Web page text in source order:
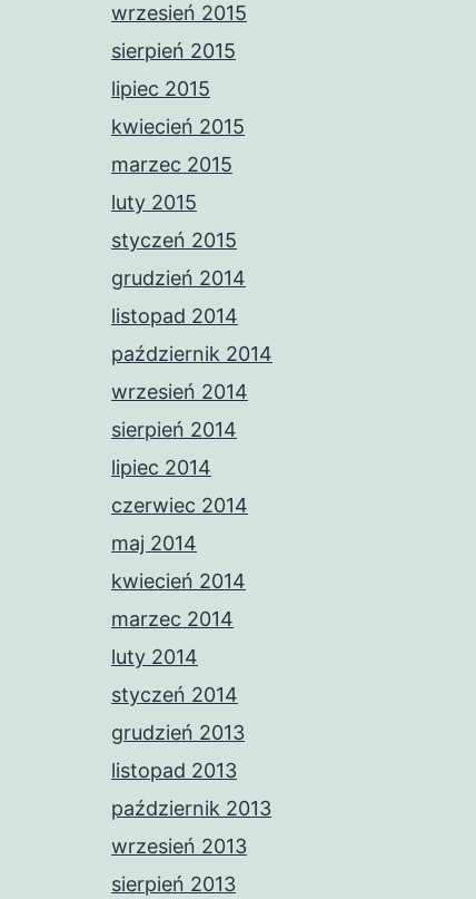
wrzesień 2015
sierpień 2015
lipiec 2015
kwiecień 2015
marzec 2015
luty 2015
styczeń 2015
grudzień 2014
listopad 2014
październik 2014
wrzesień 2014
sierpień 2014
lipiec 2014
czerwiec 2014
maj 2014
kwiecień 2014
marzec 2014
luty 2014
styczeń 2014
grudzień 2013
listopad 2013
październik 2013
wrzesień 2013
sierpień 2013